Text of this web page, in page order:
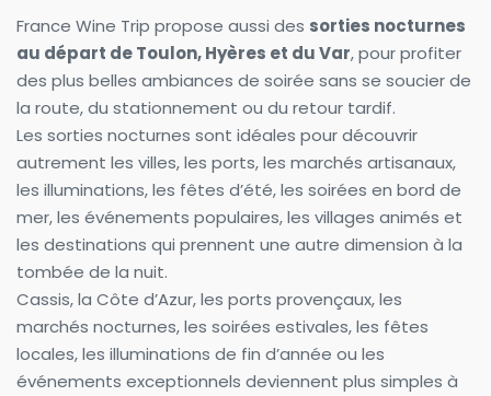
France Wine Trip propose aussi des sorties nocturnes
au départ de Toulon, Hyères et du Var, pour profiter
des plus belles ambiances de soirée sans se soucier de
la route, du stationnement ou du retour tardif.
Les sorties nocturnes sont idéales pour découvrir
autrement les villes, les ports, les marchés artisanaux,
les illuminations, les fêtes d’été, les soirées en bord de
mer, les événements populaires, les villages animés et
les destinations qui prennent une autre dimension à la
tombée de la nuit.
Cassis, la Côte d’Azur, les ports provençaux, les
marchés nocturnes, les soirées estivales, les fêtes
locales, les illuminations de fin d’année ou les
événements exceptionnels deviennent plus simples à